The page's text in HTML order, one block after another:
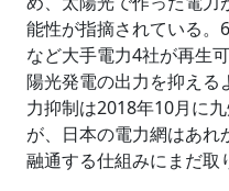
能性が指摘されている。
など大手電力4社が再生
陽光発電の出力を抑える
力抑制は2018年10月に
が、日本の電力網はあれ
融通する仕組みにまだ取